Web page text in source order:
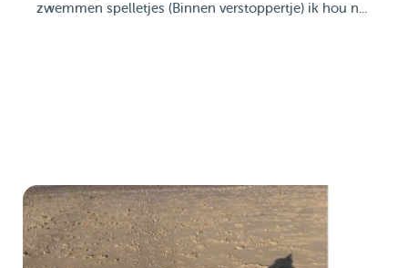
zwemmen spelletjes (Binnen verstoppertje) ik hou n...